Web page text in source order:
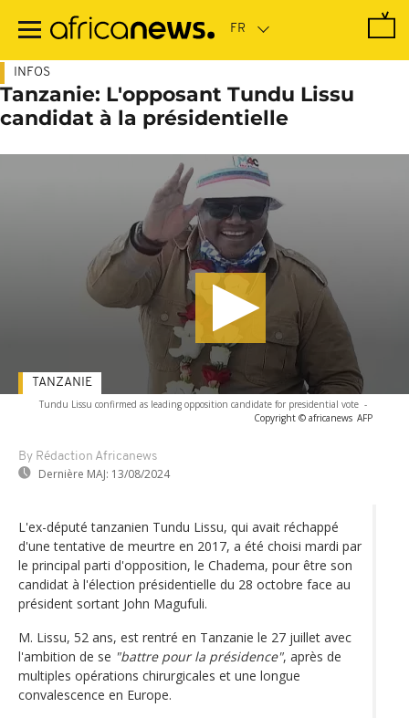
contenu
INFOS
Tanzanie: L'opposant Tundu Lissu
candidat à la présidentielle
Tundu Lissu confirmed as leading opposition candidate for presidential vote -
Copyright © africanews AFP
By Rédaction Africanews
Dernière MAJ: 13/08/2024
TANZANIE
L'ex-député tanzanien Tundu Lissu, qui avait réchappé
d'une tentative de meurtre en 2017, a été choisi mardi par
le principal parti d'opposition, le Chadema, pour être son
candidat à l'élection présidentielle du 28 octobre face au
président sortant John Magufuli.
M. Lissu, 52 ans, est rentré en Tanzanie le 27 juillet avec
l'ambition de se "battre pour la présidence", après de
multiples opérations chirurgicales et une longue
convalescence en Europe.